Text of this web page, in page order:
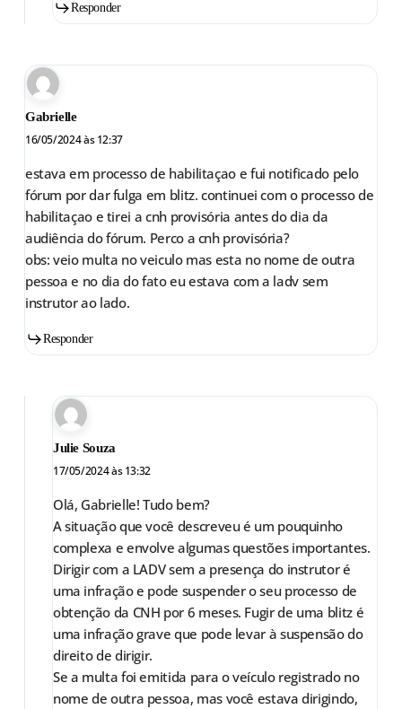
Responder
Gabrielle
16/05/2024 às 12:37
estava em processo de habilitaçao e fui notificado pelo
fórum por dar fulga em blitz. continuei com o processo de
habilitaçao e tirei a cnh provisória antes do dia da
audiência do fórum. Perco a cnh provisória?
obs: veio multa no veiculo mas esta no nome de outra
pessoa e no dia do fato eu estava com a ladv sem
instrutor ao lado.
Responder
Julie Souza
17/05/2024 às 13:32
Olá, Gabrielle! Tudo bem?
A situação que você descreveu é um pouquinho
complexa e envolve algumas questões importantes.
Dirigir com a LADV sem a presença do instrutor é
uma infração e pode suspender o seu processo de
obtenção da CNH por 6 meses. Fugir de uma blitz é
uma infração grave que pode levar à suspensão do
direito de dirigir.
Se a multa foi emitida para o veículo registrado no
nome de outra pessoa, mas você estava dirigindo,